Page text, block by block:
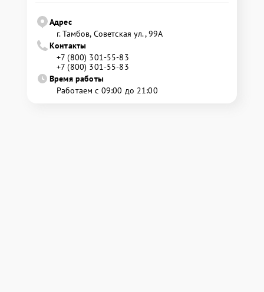
Адрес
г. Тамбов, Советская ул., 99А
Контакты
+7 (800) 301-55-83
+7 (800) 301-55-83
Время работы
Работаем с 09:00 до 21:00